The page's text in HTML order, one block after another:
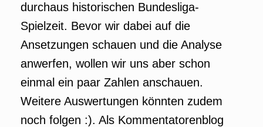
durchaus historischen Bundesliga-
Spielzeit. Bevor wir dabei auf die
Ansetzungen schauen und die Analyse
anwerfen, wollen wir uns aber schon
einmal ein paar Zahlen anschauen.
Weitere Auswertungen könnten zudem
noch folgen :). Als Kommentatorenblog